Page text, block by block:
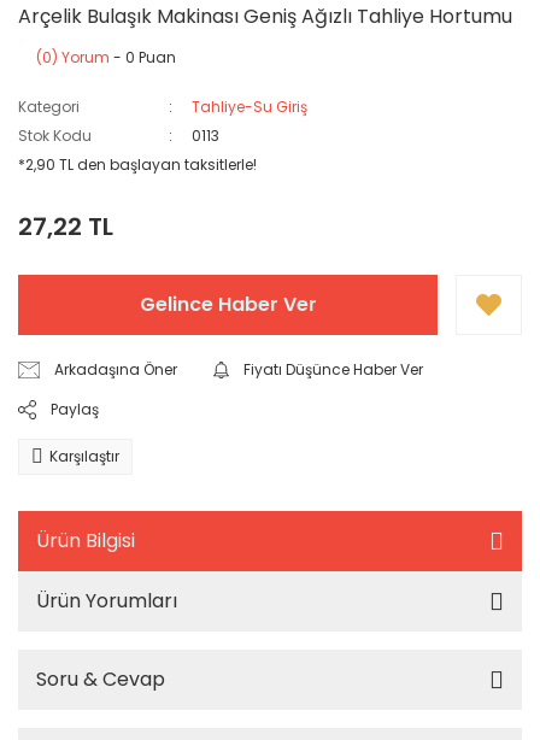
Arçelik Bulaşık Makinası Geniş Ağızlı Tahliye Hortumu
(0) Yorum - 0 Puan
Kategori
Tahliye-Su Giriş
Stok Kodu
0113
*2,90 TL den başlayan taksitlerle!
27,22 TL
Gelince Haber Ver
Arkadaşına Öner
Fiyatı Düşünce Haber Ver
Paylaş
Karşılaştır
Ürün Bilgisi
Ürün Yorumları
Soru & Cevap